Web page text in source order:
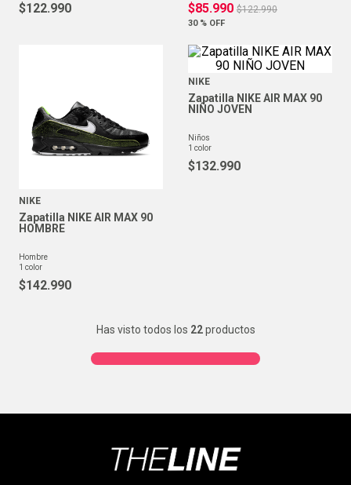
$122.990 $85.990 $122.990
30 % OFF
NIKE
Zapatilla NIKE AIR MAX 90
HOMBRE
hombre
1 color
$142.990
NIKE
Zapatilla NIKE AIR MAX 90
NIÑO JOVEN
niños
1 color
$132.990
Has visto todos los 22productos